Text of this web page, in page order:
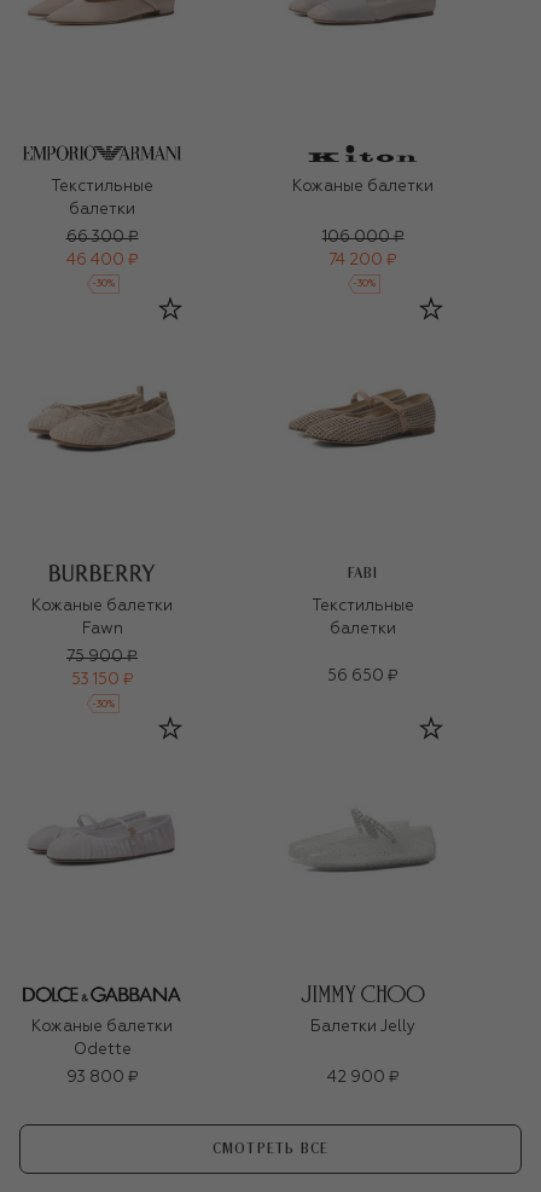
Текстильные
балетки
66 300 ₽
46 400 ₽
-30%
Кожаные балетки
106 000 ₽
74 200 ₽
-30%
Кожаные балетки
Fawn
75 900 ₽
53 150 ₽
-30%
FABI
Текстильные
балетки
56 650 ₽
Кожаные балетки
Odette
93 800 ₽
Балетки Jelly
42 900 ₽
СМОТРЕТЬ ВСЕ